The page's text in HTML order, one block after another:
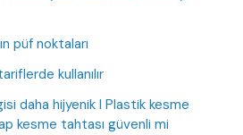
püf noktaları
kullanılır
daha hijyenik I Plastik kesme
kesme tahtası güvenli mi